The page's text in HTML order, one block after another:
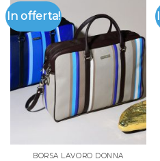
In offerta!
BORSA LAVORO DONNA